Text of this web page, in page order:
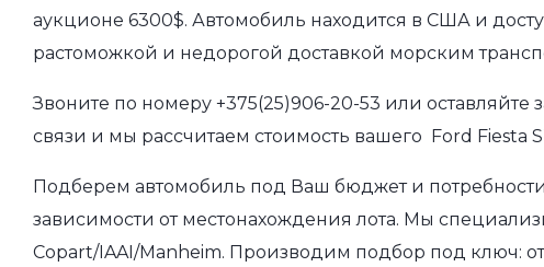
аукционе 6300$. Автомобиль находится в США и
растоможкой и недорогой доставкой морским
Звоните по номеру +375(25)906-20-53 или оставляйте
связи и мы рассчитаем стоимость вашего Ford Fiesta
Подберем автомобиль под Ваш бюджет и
зависимости от местонахождения лота. Мы
Copart/IAAI/Manheim. Производим подбор под ключ: